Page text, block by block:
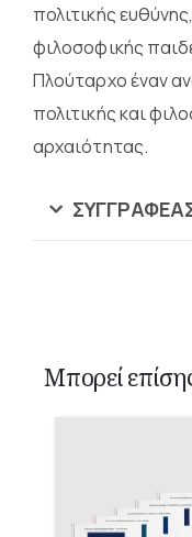
πολιτικής
φιλοσοφικής
Πλούταρχο έναν
πολιτικής και
αρχαιότητας.
Μπορεί